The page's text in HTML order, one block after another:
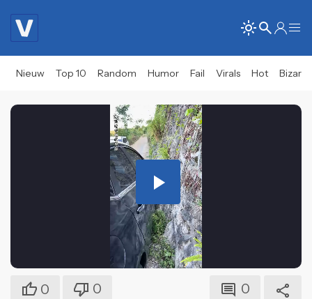
Nieuw Top 10 Random Humor Fail Virals Hot Bizar
Play
Video
0 0 0